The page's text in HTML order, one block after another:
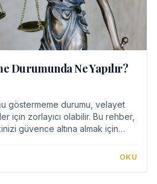
Durumunda Ne Yapılır?
göstermeme durumu, velayet
için zorlayıcı olabilir. Bu rehber,
güvence altına almak için
OKU